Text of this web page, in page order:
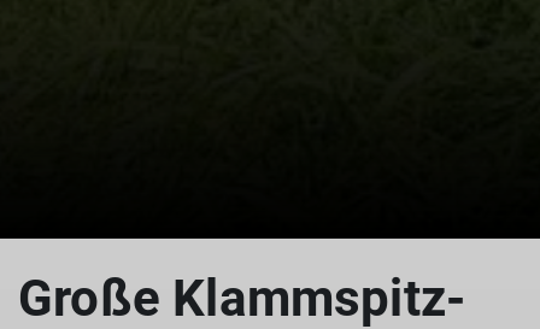
Große Klammspitz-